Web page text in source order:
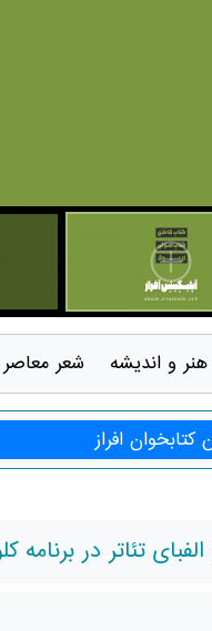
هنر و انديشه شعر معاصر
کتابخوان افراز
تئاتر در برنامه